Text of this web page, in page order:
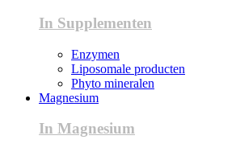
In Supplementen
Enzymen
Liposomale producten
Phyto mineralen
Magnesium
In Magnesium